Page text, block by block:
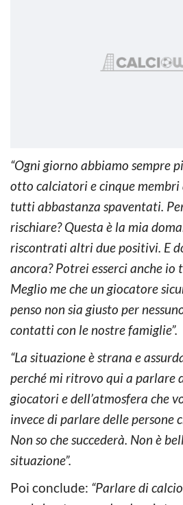
“Ogni giorno abbiamo sempre
otto calciatori e cinque membri
tutti abbastanza spaventati.
rischiare? Questa è la mia
riscontrati altri due positivi. E
ancora? Potrei esserci anche io
Meglio me che un giocatore
penso non sia giusto per
contatti con le nostre famiglie”.
“La situazione è strana e
perché mi ritrovo qui a parlare
giocatori e dell’atmosfera che
invece di parlare delle persone
Non so che succederà. Non è
situazione”.
Poi conclude: “Parlare di